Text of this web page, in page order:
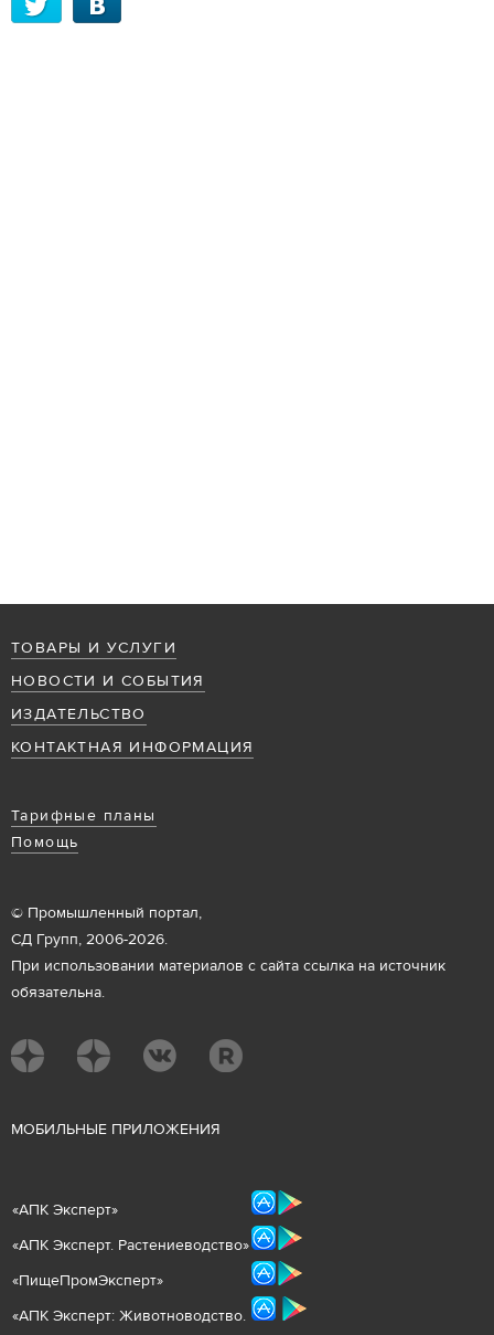
ТОВАРЫ И УСЛУГИ
НОВОСТИ И СОБЫТИЯ
ИЗДАТЕЛЬСТВО
КОНТАКТНАЯ ИНФОРМАЦИЯ
Тарифные планы
Помощь
© Промышленный портал,
СД Групп, 2006-2026.
При использовании материалов с сайта ссылка на источник
обязательна.
МОБИЛЬНЫЕ ПРИЛОЖЕНИЯ
«АПК Эксперт»
«АПК Эксперт. Растениеводство»
«ПищеПромЭксперт»
«АПК Эксперт: Животноводство.